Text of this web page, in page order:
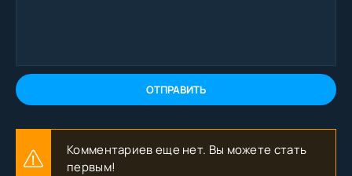
ОТПРАВИТЬ
Комментариев еще нет. Вы можете стать
первым!